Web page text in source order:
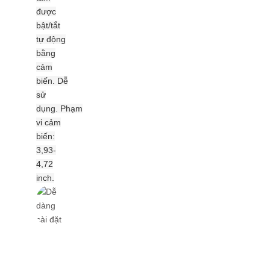
được
bật/tắt
tự động
bằng
cảm
biến. Dễ
sử
dụng. Phạm
vi cảm
biến:
3,93-
4,72
inch.